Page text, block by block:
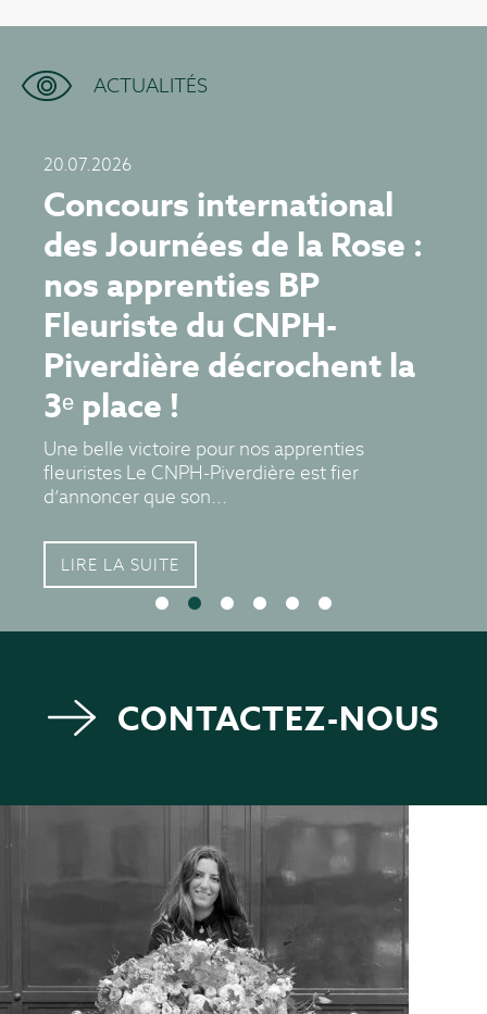
ACTUALITÉS
20.07.2026
Concours international
des Journées de la Rose :
nos apprenties BP
Fleuriste du CNPH-
Piverdière décrochent la
3ᵉ place !
Une belle victoire pour nos apprenties
fleuristes Le CNPH-Piverdière est fier
d’annoncer que son...
LIRE LA SUITE
CONTACTEZ-NOUS